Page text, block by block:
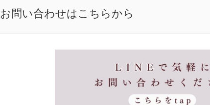
お問い合わせはこちらから